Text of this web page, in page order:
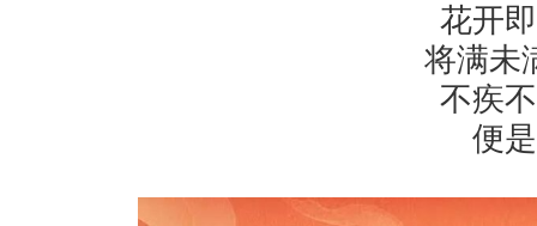
花开
将满未
不疾
便